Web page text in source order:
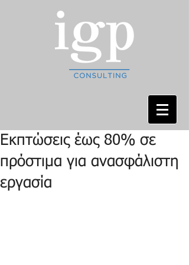
Εκπτώσεις έως 80% σε
πρόστιμα για ανασφάλιστη
εργασία